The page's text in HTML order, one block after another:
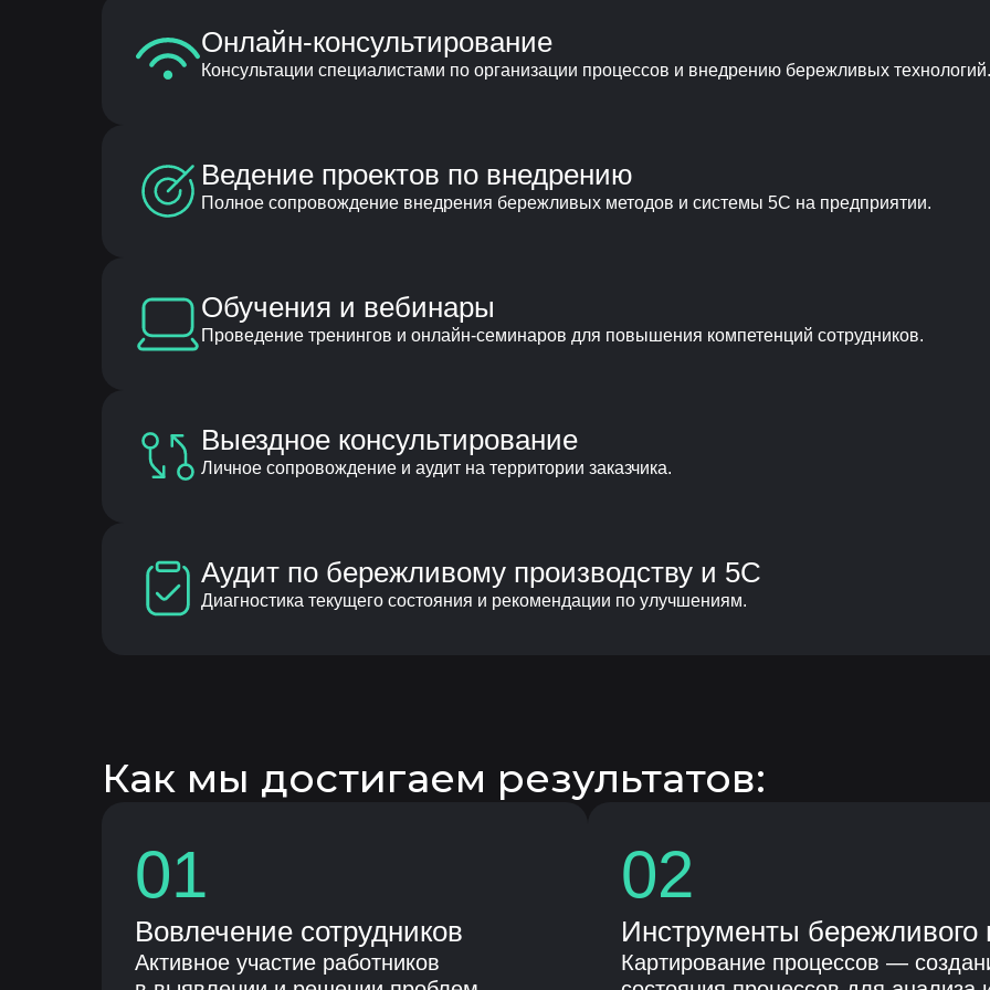
Онлайн-консультирование
Консультации специалистами по организации процессов и внедрению бережливых технологий.
Ведение проектов по внедрению
Полное сопровождение внедрения бережливых методов и системы 5С на предприятии.
Обучения и вебинары
Проведение тренингов и онлайн-семинаров для повышения компетенций сотрудников.
Выездное консультирование
Личное сопровождение и аудит на территории заказчика.
Аудит по бережливому производству и 5С
Диагностика текущего состояния и рекомендации по улучшениям.
Как мы достигаем результатов:
01
Вовлечение сотрудников
Активное участие работников
02
Инструменты бережливого
Картирование процессов —